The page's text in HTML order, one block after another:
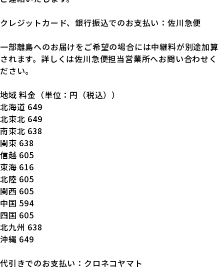
クレジットカード、銀行振込でのお支払い：佐川急便
一部離島へのお届けをご希望の場合には中継料が別途加算
されます。詳しくは佐川急便担当営業所へお問い合わせく
ださい。
地域 料金（単位：円（税込））
北海道 649
北東北 649
南東北 638
関東 638
信越 605
東海 616
北陸 605
関西 605
中国 594
四国 605
北九州 638
沖縄 649
代引きでのお支払い：クロネコヤマト